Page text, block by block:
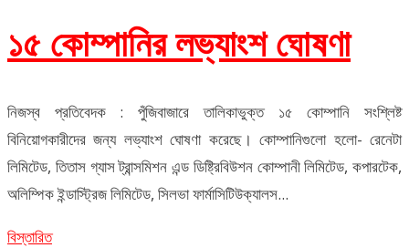
১৫ কোম্পানির লভ্যাংশ ঘোষণা
নিজস্ব প্রতিবেদক : পুঁজিবাজারে তালিকাভুক্ত ১৫ কোম্পানি সংশ্লিষ্ট
বিনিয়োগকারীদের জন্য লভ্যাংশ ঘোষণা করেছে। কোম্পানিগুলো হলো- রেনেটা
লিমিটেড, তিতাস গ্যাস ট্রান্সমিশন এন্ড ডিষ্ট্রিবিউশন কোম্পানী লিমিটেড, কপারটেক,
অলিম্পিক ইন্ডাস্ট্রিজ লিমিটেড, সিলভা ফার্মাসিটিউক্যালস...
বিস্তারিত